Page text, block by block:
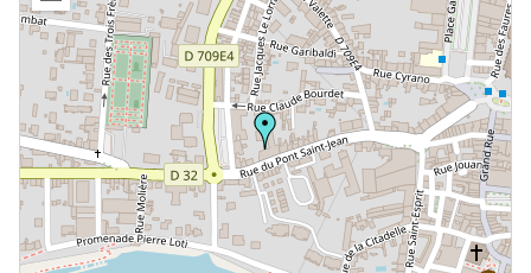
Topographie et Photogrammétrie
Drones
Inventaires du patrimoine
Systèmes d’information géographique
HArpage
La formation QGIS
Publications de l’équipe